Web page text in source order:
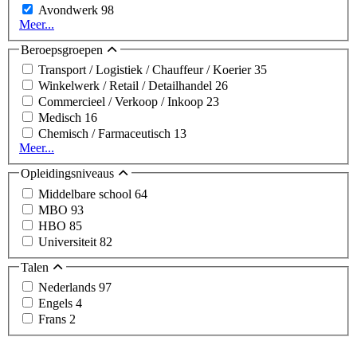
Avondwerk 98
Meer...
Beroepsgroepen
Transport / Logistiek / Chauffeur / Koerier35
Winkelwerk / Retail / Detailhandel 26
Commercieel / Verkoop / Inkoop 23
Medisch 16
Chemisch / Farmaceutisch 13
Meer...
Opleidingsniveaus
Middelbare school 64
MBO 93
HBO 85
Universiteit 82
Talen
Nederlands 97
Engels 4
Frans 2